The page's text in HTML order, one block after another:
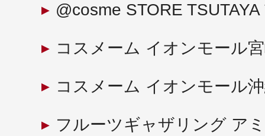
@cosme STORE
コスメーム イオンモール
コスメーム イオンモール
フルーツギャザリング ア